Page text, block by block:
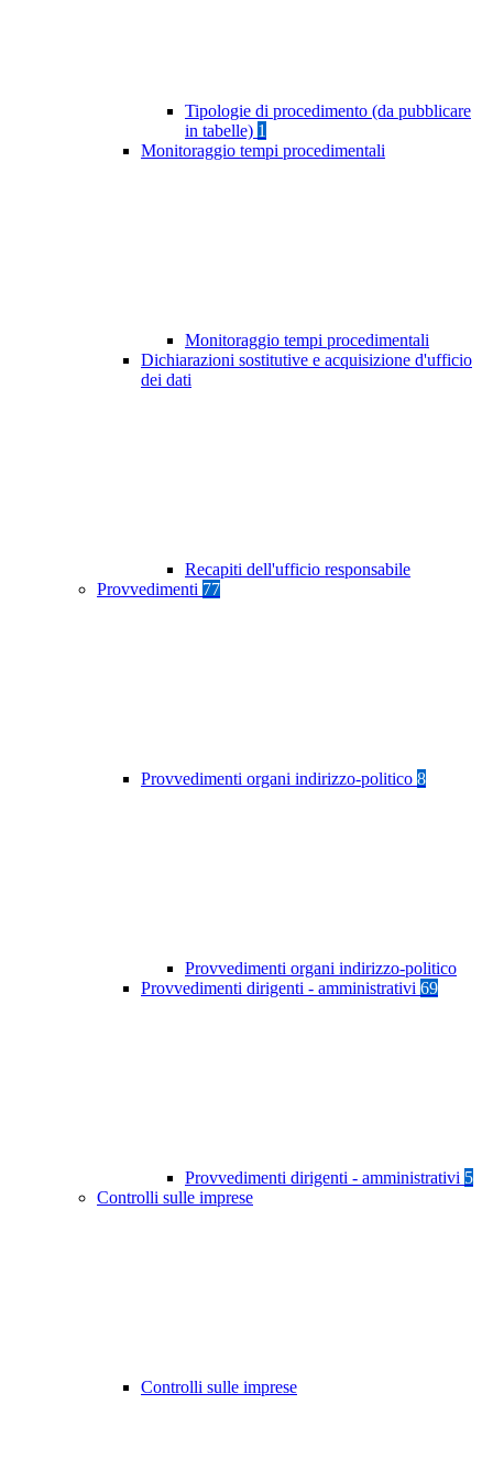
Tipologie di procedimento (da pubblicare
in tabelle) 1
Monitoraggio tempi procedimentali
Monitoraggio tempi procedimentali
Dichiarazioni sostitutive e acquisizione d'ufficio
dei dati
Recapiti dell'ufficio responsabile
Provvedimenti 77
Provvedimenti organi indirizzo-politico 8
Provvedimenti organi indirizzo-politico
Provvedimenti dirigenti - amministrativi 69
Provvedimenti dirigenti - amministrativi 5
Controlli sulle imprese
Controlli sulle imprese